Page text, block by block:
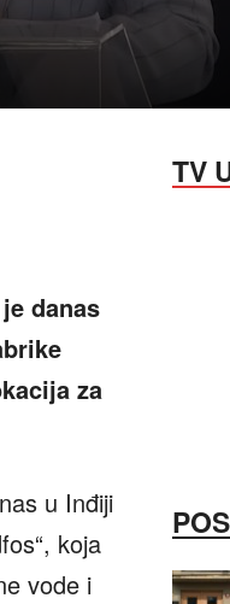
danas
za
u Inđiji
koja
vode i
TV